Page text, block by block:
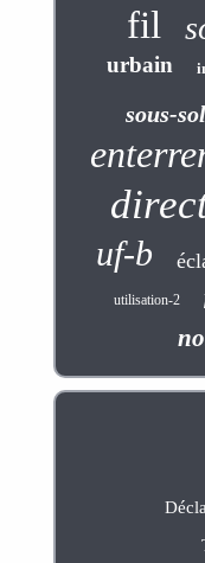
fil
urbain
sous-sol
uf-b
utilisation-2